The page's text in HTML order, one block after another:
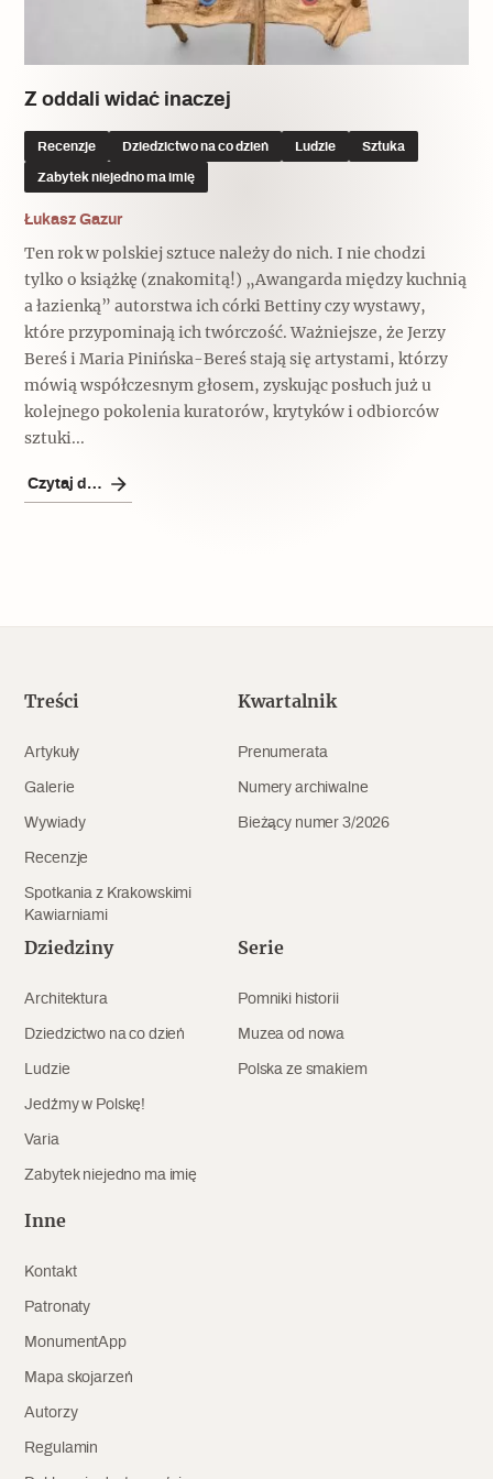
Kruchość rzeczy
Wywiady
Popularne
Dolnośląski Indiana Jones
Recenzje
Jak wskrzesić smak
Ludzie
Popularne
Siostry rzeźbiarki
Zabytek niejedno ma imię
Popularne
Biskupin - rezerwat archeologiczny
Muzea od nowa
Popularne
Narodowego Muzeum Techniki
Polska ze smakiem
Popularne
Kuchnia w Ostromecku: puder z
Zobacz również
Patronaty
MonumentApp
Mapa skojarzeń
Krakowskie Kawiarnie
Z oddali widać inaczej
Recenzje Dziedzictwo na co dzień Ludzie Sztuka
Zabytek niejedno ma imię
Łukasz Gazur
Ten rok w polskiej sztuce należy do nich. I nie chodzi
tylko o książkę (znakomitą!) „Awangarda między kuchnią
a łazienką” autorstwa ich córki Bettiny czy wystawy,
które przypominają ich twórczość. Ważniejsze, że Jerzy
Bereś i Maria Pinińska-Bereś stają się artystami, którzy
mówią współczesnym głosem, zyskując posłuch już u
kolejnego pokolenia kuratorów, krytyków i odbiorców
sztuki...
Czytaj dalej
Treści
Artykuły
Galerie
Wywiady
Recenzje
Spotkania z Krakowskimi
Kawiarniami
Kwartalnik
Prenumerata
Numery archiwalne
Bieżący numer 3/2026
Dziedziny
Architektura
Dziedzictwo na co dzień
Ludzie
Jedźmy w Polskę!
Varia
Zabytek niejedno ma imię
Serie
Pomniki historii
Muzea od nowa
Polska ze smakiem
Inne
Kontakt
Patronaty
MonumentApp
Mapa skojarzeń
Autorzy
Regulamin